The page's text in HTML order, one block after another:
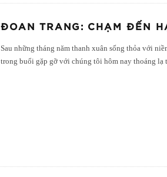
ĐOAN TRANG: CHẠM ĐẾN
Sau những tháng năm thanh xuân sống thỏa với
trong buổi gặp gỡ với chúng tôi hôm nay thoáng lạ